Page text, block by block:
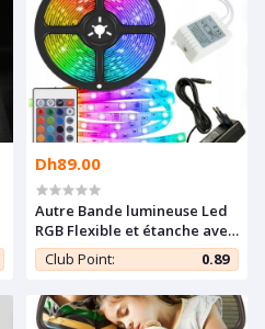
Dh89.00
Autre Bande lumineuse Led
RGB Flexible et étanche avec
télécommande
Club Point: 0.89